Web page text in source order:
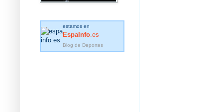
estamos en
EspaInfo .es
Blog de Deportes